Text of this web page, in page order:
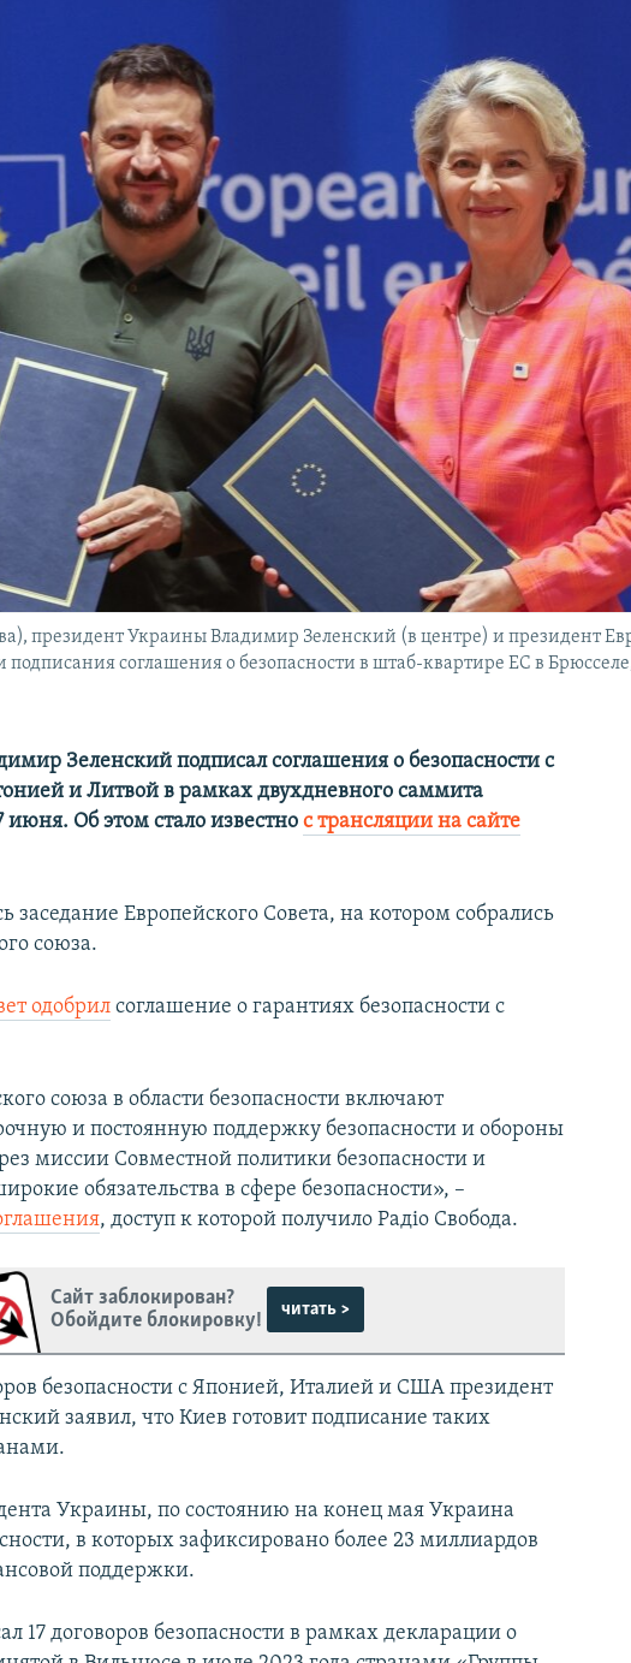
президент Украины Владимир Зеленский (в центре) и президент
соглашения о безопасности в штаб-квартире ЕС в
Зеленский подписал соглашения о безопасности с
и Литвой в рамках двухдневного саммита
июня. Об этом стало известнос трансляции на сайте
заседание Европейского Совета, на котором собрались
союза.
одобрил соглашение о гарантиях безопасности с
союза в области безопасности включают
и постоянную поддержку безопасности и обороны
миссии Совместной политики безопасности и
обязательства в сфере безопасности», –
, доступ к которой получило Радіо Свобода.
Сайт заблокирован?
Обойдите блокировку!
читать >
безопасности с Японией, Италией и США президент
заявил, что Киев готовит подписание таких
Украины, по состоянию на конец мая Украина
в которых зафиксировано более 23 миллиардов
поддержки.
17 договоров безопасности в рамках декларации о